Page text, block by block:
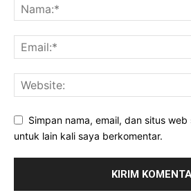
Simpan nama, email, dan situs
untuk lain kali saya berkomentar.